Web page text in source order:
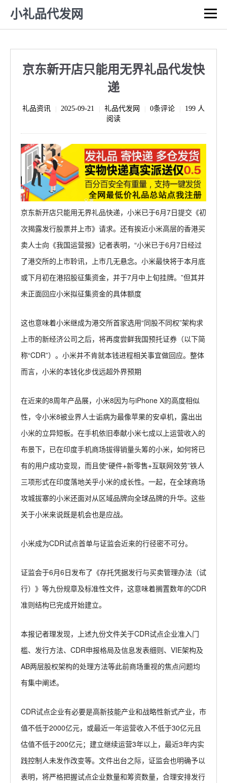
小礼品代发网
京东新开店只能用无界礼品代发快
递
礼品资讯 2025-09-21 礼品代发网 0条评论
199 人
阅读
京东新开店只能用无界礼品快递，小米已于6月7日提交《初
次揭露发行股票并上市》请求。还有挨近小米高层的香港买
卖人士向《我国运营报》记者表明，“小米已于6月7日经过
了港交所的上市聆讯，上市几无悬念。小米最快将于本月底
或下月初在港招股征集资金，并于7月中上旬挂牌。”但其并
未正面回应小米拟征集资金的具体额度
这也意味着小米继成为港交所首家选用“同股不同权”架构求
上市的新经济公司之后，将再度尝鲜我国预托证券（以下简
称“CDR”）。小米并不肯就本钱进程相关事宜做回应。整体
而言，小米的本钱化步伐远超外界预期
在近来的8周年产品展，小米8因为与iPhone X的高度相似
性，令小米8被业界人士诟病为最像苹果的安卓机，露出出
小米的立异短板。在手机依旧奉献小米七成以上运营收入的
布景下，已在印度手机商场拔得销量头筹的小米，如何将已
有的用户成功变现，而且使“硬件+新零售+互联网效劳”铁人
三项形式在印度落地关乎小米的成长性。一起，在全球商场
攻城拔寨的小米还面对从区域品牌向全球品牌的升华。这些
关于小米来说既是机会也是应战。
小米成为CDR试点首单与证监会近来的行径密不可分。
证监会于6月6日发布了《存托凭据发行与买卖管理办法（试
行）》等九份规章及标准性文件，这意味着搁置数年的CDR
准则结构已完成开始建立。
本报记者理发现，上述九份文件关于CDR试点企业准入门
槛、发行方法、CDR申报格局及信息发表细则、VIE架构及
AB两层股权架构的处理方法等此前商场重视的焦点问题均
有集中阐述。
CDR试点企业有必要是高新技能产业和战略性新式产业，市
值不低于2000亿元，或最近一年运营收入不低于30亿元且
估值不低于200亿元；建立继续运营3年以上，最近3年内实
践控制人未发作改变等。文件出台之际，证监会也明确予以
表明，将严格把握试点企业数量和筹资数量，合理安排发行